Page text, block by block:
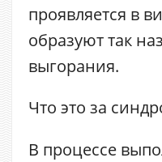
проявляется в
образуют так
выгорания.
Что это за
В процессе